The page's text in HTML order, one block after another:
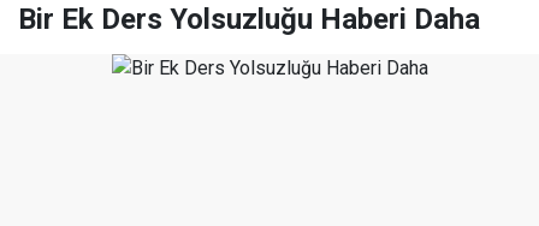
Bir Ek Ders Yolsuzluğu Haberi Daha